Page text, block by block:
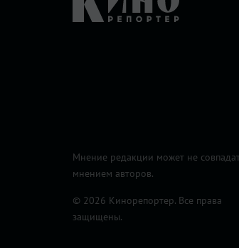
Мнение редакции может не
мнением авторов.
© 2026 Кинорепортер. Все права
защищены.